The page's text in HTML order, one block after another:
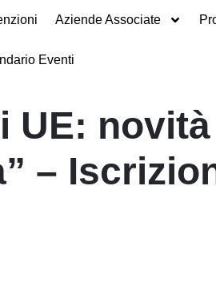
Aziende Associate
Eventi
UE: novità
–